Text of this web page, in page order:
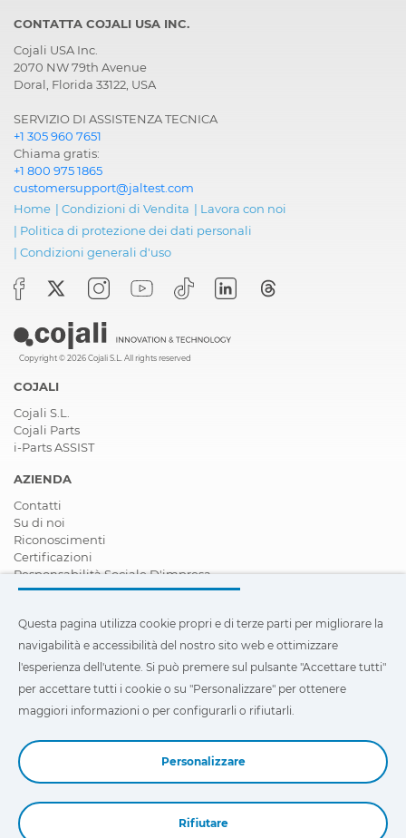
CONTATTA COJALI USA INC.
Cojali USA Inc.
2070 NW 79th Avenue
Doral, Florida 33122, USA
SERVIZIO DI ASSISTENZA TECNICA
+1 305 960 7651
Chiama gratis:
+1 800 975 1865
customersupport@jaltest.com
Home | Condizioni di Vendita | Lavora con noi
| Politica di protezione dei dati personali
| Condizioni generali d'uso
Copyright © 2026 Cojali S.L. All rights reserved
COJALI
Cojali S.L.
Cojali Parts
i-Parts ASSIST
AZIENDA
Contatti
Su di noi
Riconoscimenti
Certificazioni
Responsabilità Sociale D'impresa
Diventare rivenditore
Video
FAQ - Domande Frequenti
Questa pagina utilizza cookie propri e di terze parti per
migliorare la navigabilità e accessibilità del nostro sito web e
ottimizzare l'esperienza dell'utente. Si può premere su
configurarli o rifiutarli.
Questa pagina utilizza cookie propri e di terze parti per migliorare la
navigabilità e accessibilità del nostro sito web e ottimizzare
l'esperienza dell'utente. Si può premere sul pulsante "Accettare tutti"
per accettare tutti i cookie o su "Personalizzare" per ottenere
maggiori informazioni o per configurarli o rifiutarli.
Personalizzare
Rifiutare